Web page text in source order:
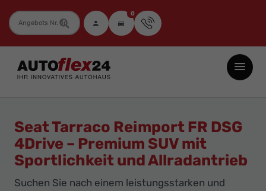
Fahrzeugnummer 0
Autoflex24
GmbH
Neuwagen
Jahreswagen
und
Gebrauchtwagen
Seat Tarraco Reimport FR DSG
4Drive – Premium SUV mit
Sportlichkeit und Allradantrieb
Suchen Sie nach einem leistungsstarken und